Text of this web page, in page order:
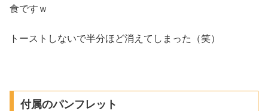
食ですｗ
トーストしないで半分ほど消えてしまった（笑）
付属のパンフレット